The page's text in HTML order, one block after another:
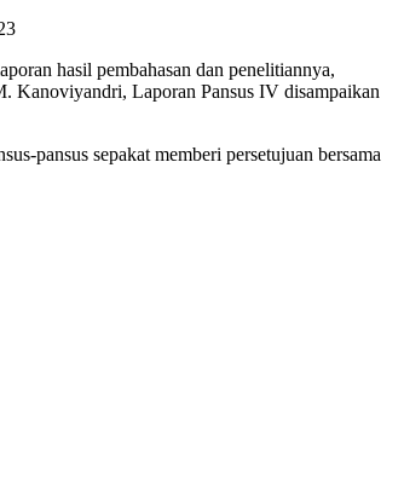
hasil pembahasan dan penelitiannya,
Kanoviyandri, Laporan Pansus IV disampaikan
pansus sepakat memberi persetujuan bersama